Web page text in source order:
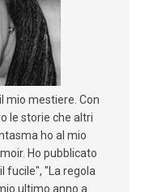
mio mestiere. Con
le storie che altri
ho al mio
Ho pubblicato
fucile", "La regola
ultimo anno a